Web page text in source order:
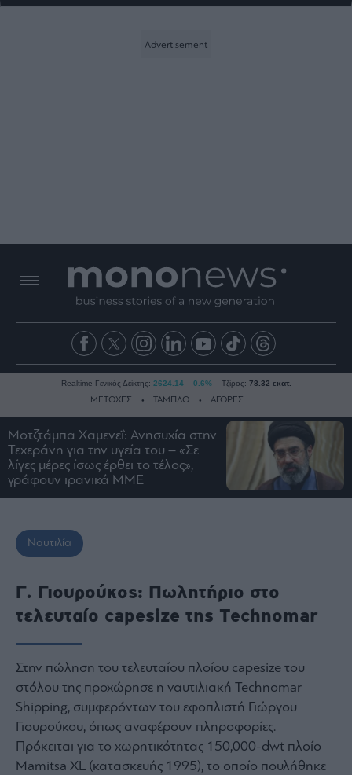
Ειδήσεις
Οικονομία
Τράπεζες
Ναυτιλία
Estate
Ενέργεια
Κοινωνία
Law
Bloomberg
Financial
Times
Realtime Γενικός Δείκτης: 2624.14 0.6% Τζίρος: 78.32 εκατ.
ΜΕΤΟΧΕΣ ΤΑΜΠΛΟ ΑΓΟΡΕΣ
Μοτζτάμπα Χαμενεΐ: Ανησυχία στην
Τεχεράνη για την υγεία του – «Σε
λίγες μέρες ίσως έρθει το τέλος»,
γράφουν ιρανικά ΜΜΕ
Ναυτιλία
Γ. Γιουρούκος: Πωλητήριο στο
τελευταίο capesize της Technomar
Στην πώληση του τελευταίου πλοίου capesize του
στόλου της προχώρησε η ναυτιλιακή Technomar
Shipping, συμφερόντων του εφοπλιστή Γιώργου
Γιουρούκου, όπως αναφέρουν πληροφορίες.
Πρόκειται για το χωρητικότητας 150,000-dwt πλοίο
Mamitsa XL (κατασκευής 1995), το οποίο πουλήθηκε